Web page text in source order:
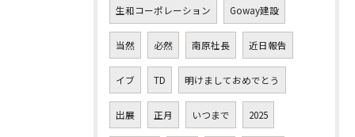
生和コーポレーション Goway建設
当然 必然 南原社長 近日報告
イブ TD 明けましておめでとう
出展 正月 いつまで 2025